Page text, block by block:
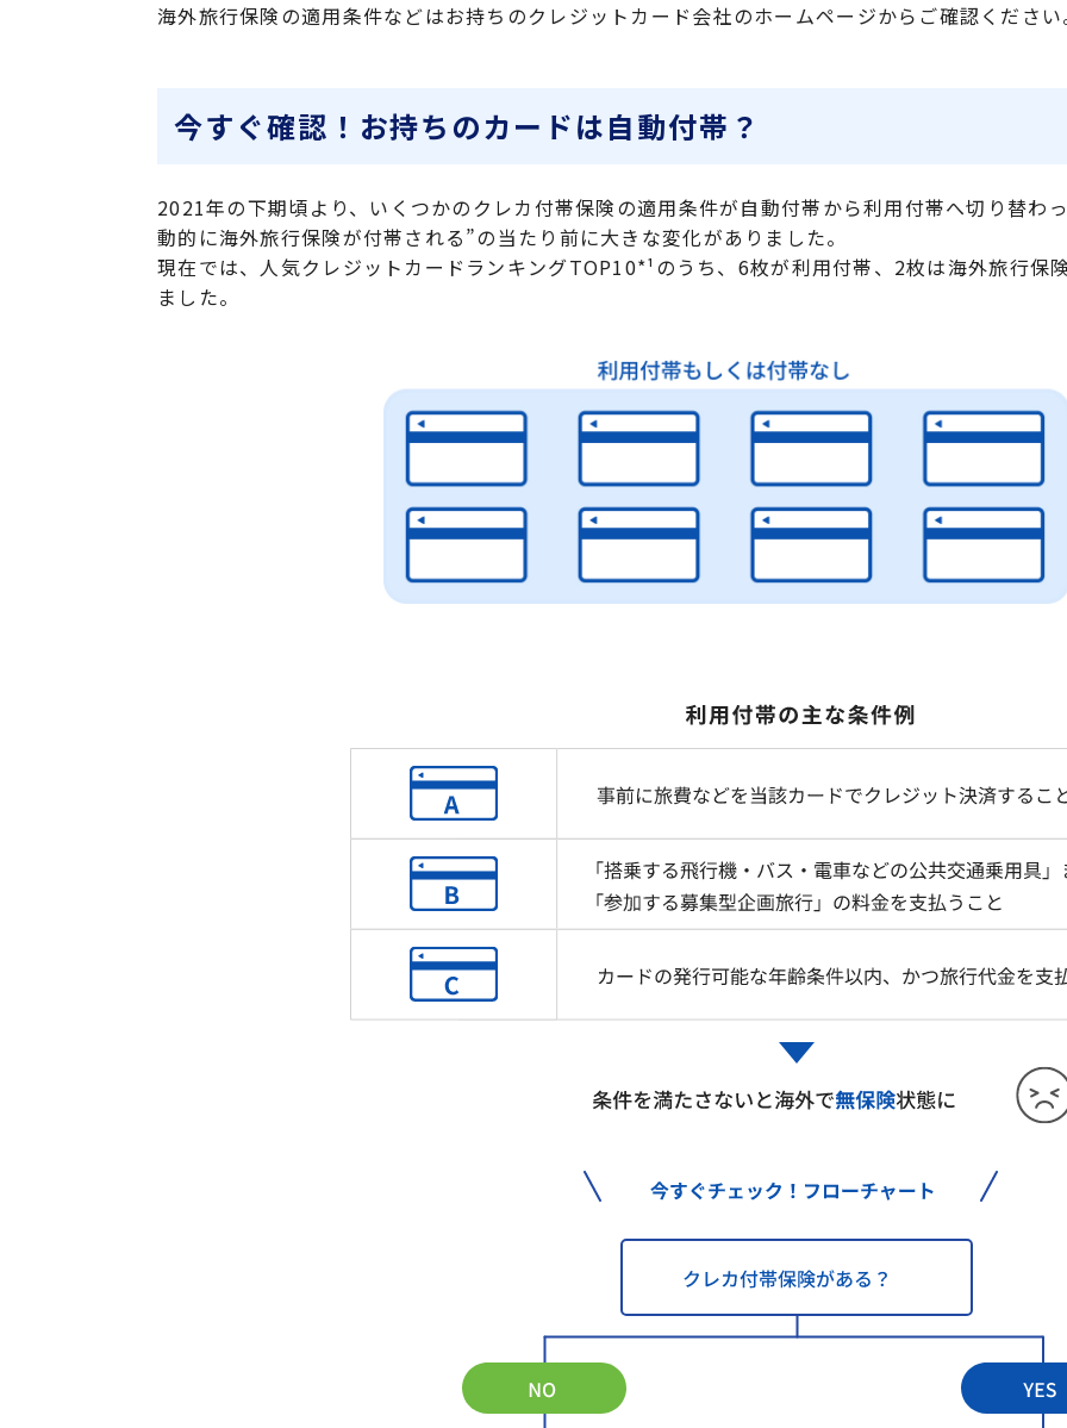
海外旅行保険の適用条件などはお持ちのクレジットカード会社のホームページからご確認くださ
今すぐ確認！お持ちのカードは自動付帯？
2021年の下期頃より、いくつかのクレカ付帯保険の適用条件が自動付帯から利用付帯へ切り替わ
動的に海外旅行保険が付帯される”の当たり前に大きな変化がありました。
現在では、人気クレジットカードランキングTOP10*¹のうち、6枚が利用付帯、2枚は海外旅行保
ました。